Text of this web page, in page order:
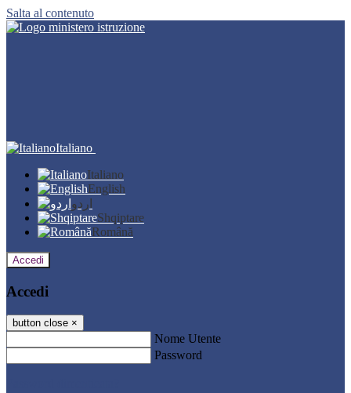
Salta al contenuto
Italiano
Italiano
English
اردو
Shqiptare
Română
Accedi
Accedi
button close ×
Nome Utente
Password